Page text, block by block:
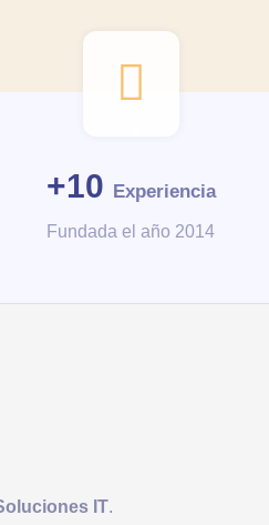
+10 Experiencia
Fundada el año 2014
IT.